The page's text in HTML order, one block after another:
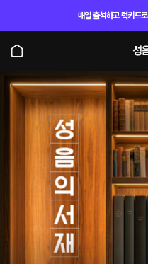
매일 출석하고 럭키드
성